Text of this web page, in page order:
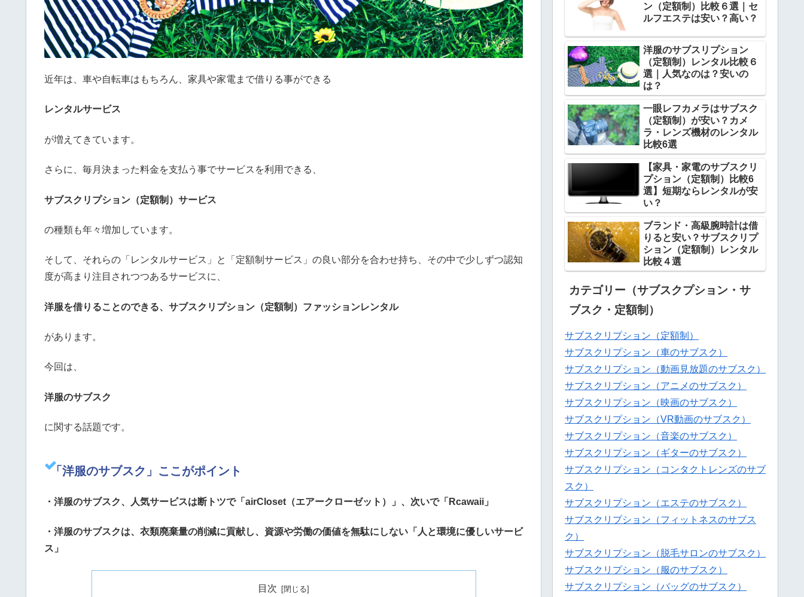
近年は、車や自転車はもちろん、家具や家電まで借りる事ができる
レンタルサービス
が増えてきています。
さらに、毎月決まった料金を支払う事でサービスを利用できる、
サブスクリプション（定額制）サービス
の種類も年々増加しています。
そして、それらの「レンタルサービス」と「定額制サービス」の良い部分を合わせ持ち、その中で少しずつ認知
度が高まり注目されつつあるサービスに、
洋服を借りることのできる、サブスクリプション（定額制）ファッションレンタル
があります。
今回は、
洋服のサブスク
に関する話題です。
「洋服のサブスク」ここがポイント
・洋服のサブスク、人気サービスは断トツで「airCloset（エアークローゼット）」、次いで「Rcawaii」
・洋服のサブスクは、衣類廃棄量の削減に貢献し、資源や労働の価値を無駄にしない「人と環境に優しいサービ
ス」
目次
ン（定額制）比較６選｜セ
ルフエステは安い？高い？
洋服のサブスリプション
（定額制）レンタル比較６
選｜人気なのは？安いの
は？
一眼レフカメラはサブスク
（定額制）が安い？カメ
ラ・レンズ機材のレンタル
比較6選
【家具・家電のサブスクリ
プション（定額制）比較6
選】短期ならレンタルが安
い？
ブランド・高級腕時計は借
りると安い？サブスクリプ
ション（定額制）レンタル
比較４選
カテゴリー（サブスクプション・サ
ブスク・定額制）
サブスクリプション（定額制）
サブスクリプション（車のサブスク）
サブスクリプション（動画見放題のサブスク）
サブスクリプション（アニメのサブスク）
サブスクリプション（映画のサブスク）
サブスクリプション（VR動画のサブスク）
サブスクリプション（音楽のサブスク）
サブスクリプション（ギターのサブスク）
サブスクリプション（コンタクトレンズのサブ
スク）
サブスクリプション（エステのサブスク）
サブスクリプション（フィットネスのサブス
ク）
サブスクリプション（脱毛サロンのサブスク）
サブスクリプション（服のサブスク）
サブスクリプション（バッグのサブスク）